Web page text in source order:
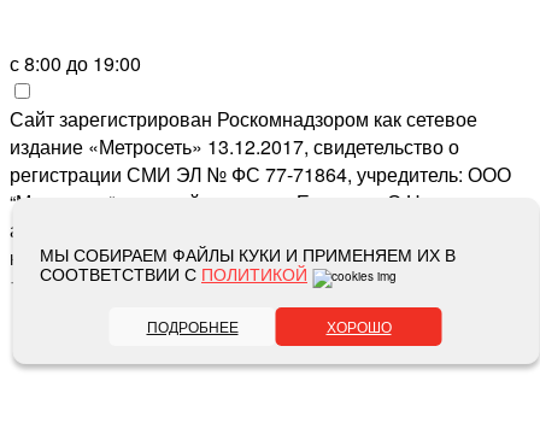
с 8:00 до 19:00
Сайт зарегистрирован Роскомнадзором как сетевое
издание «Метросеть» 13.12.2017, свидетельство о
регистрации СМИ ЭЛ № ФС 77-71864, учредитель: ООО
“Метросеть“, главный редактор: Ермошин С.Н.,
адрес электронной почты редакции:
номер телефона редакции:(3466) 67-89-11
16+
МЫ СОБИРАЕМ ФАЙЛЫ КУКИ И ПРИМЕНЯЕМ ИХ В
СООТВЕТСТВИИ С ПОЛИТИКОЙ
ПОДРОБНЕЕ ХОРОШО